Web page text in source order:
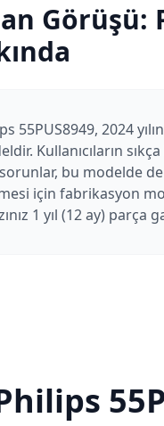
Görüşü:
55PUS8949, 2024
Kullanıcıların
bu modelde
için fabrikasyon
1 yıl (12 ay)